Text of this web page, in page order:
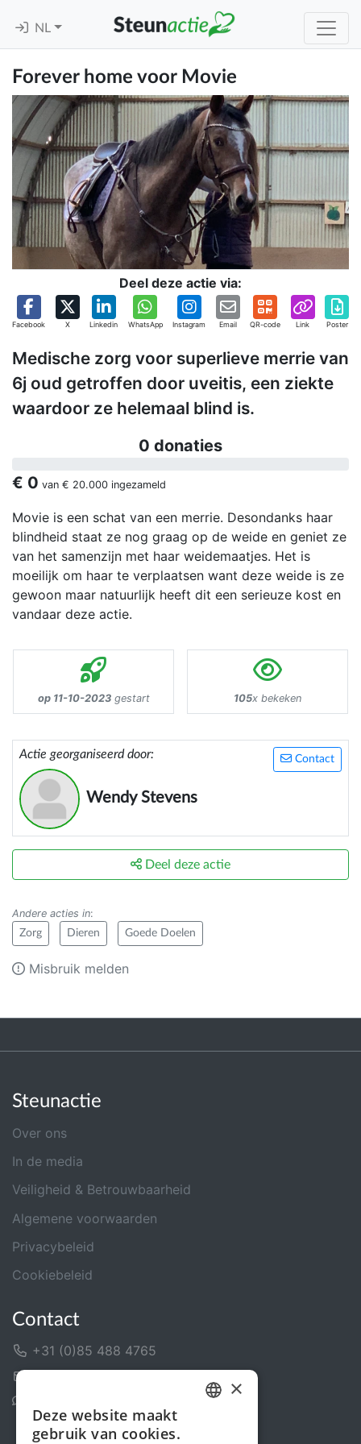
NL
Forever home voor Movie
Deel deze actie via:
Facebook X Linkedin WhatsApp Instagram Email QR-code Link Poster
Medische zorg voor superlieve merrie van
6j oud getroffen door uveitis, een ziekte
waardoor ze helemaal blind is.
0 donaties
€ 0 van € 20.000 ingezameld
Movie is een schat van een merrie. Desondanks haar
blindheid staat ze nog graag op de weide en geniet ze
van het samenzijn met haar weidemaatjes. Het is
moeilijk om haar te verplaatsen want deze weide is ze
gewoon maar natuurlijk heeft dit een serieuze kost en
vandaar deze actie.
op 11-10-2023gestart 105x bekeken
Contact
Actie georganiseerd door:
Wendy Stevens
Deel deze actie
Andere acties in:
Zorg Dieren Goede Doelen
Misbruik melden
Steunactie
Over ons
In de media
Veiligheid & Betrouwbaarheid
Algemene voorwaarden
Privacybeleid
Cookiebeleid
Contact
+31 (0)85 488 4765
×
Deze website maakt
gebruik van cookies.